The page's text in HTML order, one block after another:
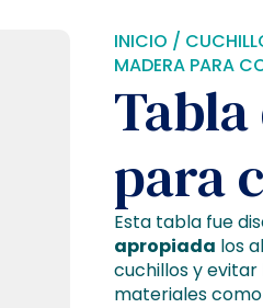
INICIO /
MADERA PARA
para
Esta tabla fue
apropiada los
cuchillos y evitar
materiales